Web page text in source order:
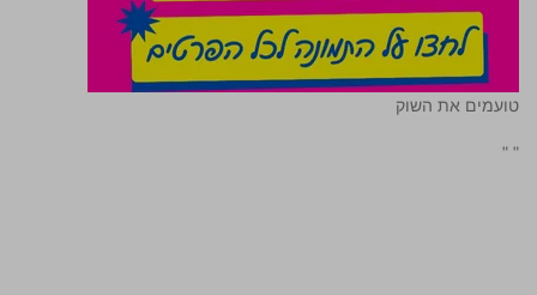
טועמים את השוק
"
"